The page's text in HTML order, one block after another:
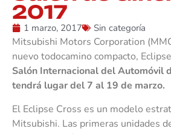
2017
1 marzo, 2017 Sin categoría
Mitsubishi Motors Corporation
nuevo todocamino compacto,
Salón Internacional del Automóvil
tendrá lugar del 7 al 19 de marzo.
El Eclipse Cross es un modelo
Mitsubishi. Las primeras unidades